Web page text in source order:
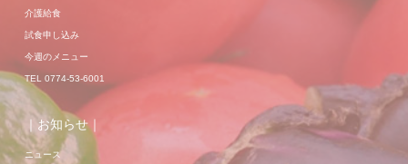
介護給食
試食申し込み
今週のメニュー
TEL 0774-53-6001
｜お知らせ｜
ニュース